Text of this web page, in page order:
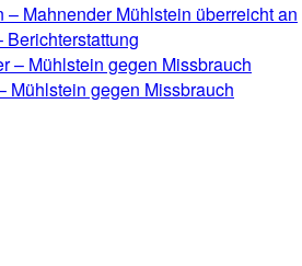
– Mahnender Mühlstein überreicht an
Berichterstattung
Mühlstein gegen Missbrauch